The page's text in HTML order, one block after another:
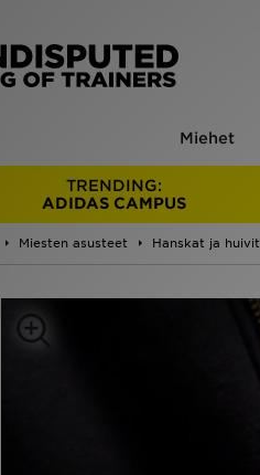
Miehet
TRENDING:
ADIDAS CAMPUS
Miesten asusteet Hanskat ja huivit